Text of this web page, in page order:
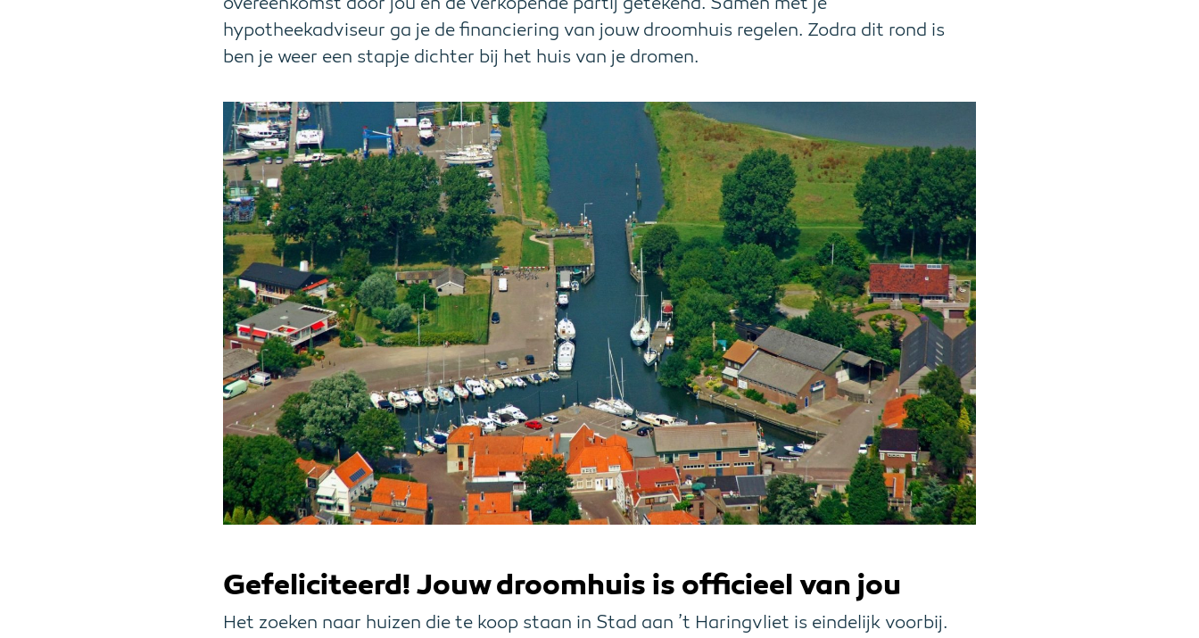
hypotheekadviseur ga je de financiering van jouw droomhuis regelen. Zodra dit rond is
ben je weer een stapje dichter bij het huis van je dromen.
Gefeliciteerd! Jouw droomhuis is officieel van jou
Het zoeken naar huizen die te koop staan in Stad aan ’t Haringvliet is eindelijk voorbij.